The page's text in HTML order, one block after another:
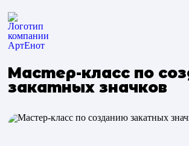
Мастер-класс по
закатных значков